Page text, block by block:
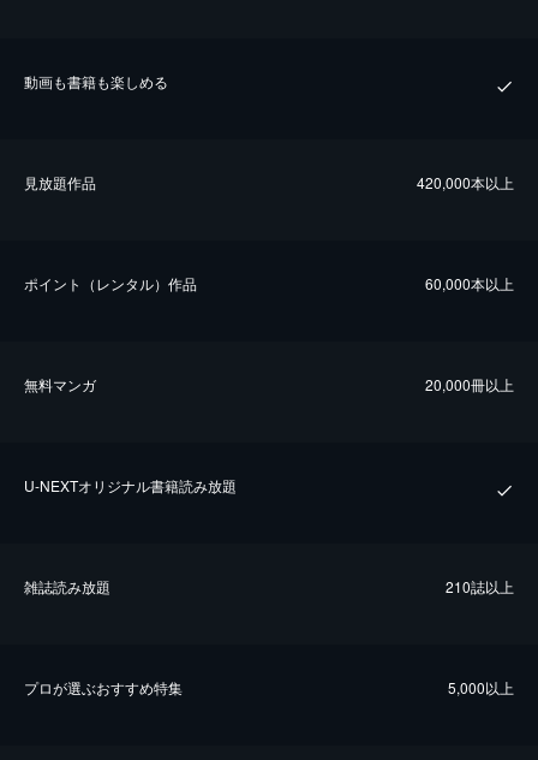
動画も書籍も楽しめる
⾒放題作品 420,000本以上
ポイント（レンタル）作品 60,000本以上
無料マンガ 20,000冊以上
U-NEXTオリジナル書籍読み放題
雑誌読み放題 210誌以上
プロが選ぶおすすめ特集 5,000以上